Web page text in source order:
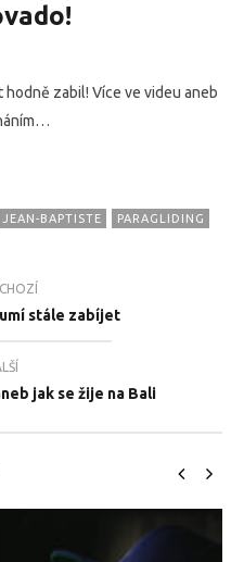
hodně zabil! Více ve videu aneb
JEAN-BAPTISTE
PARAGLIDING
stále zabíjet
jak se žije na Bali